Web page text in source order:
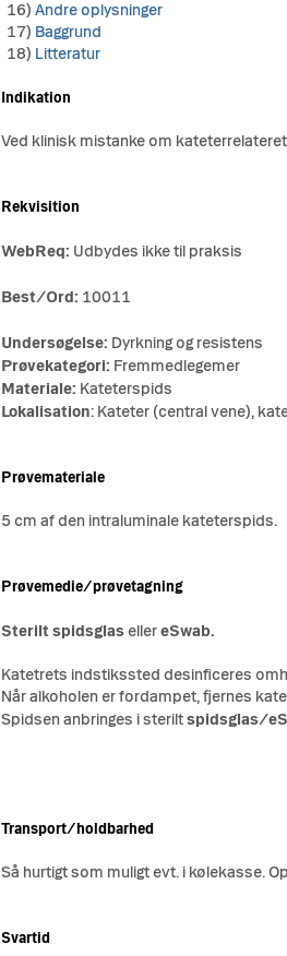
16) Andre oplysninger
17) Baggrund
18) Litteratur
Indikation
Ved klinisk mistanke om
Rekvisition
WebReq: Udbydes ikke til praksis
Best/Ord: 10011
Undersøgelse: Dyrkning og resistens
Prøvekategori: Fremmedlegemer
Materiale: Kateterspids
Lokalisation: Kateter (central vene),
Prøvemateriale
5 cm af den intraluminale kateterspids.
Prøvemedie/prøvetagning
Sterilt spidsglasellereSwab.
Katetrets indstikssted desinficeres
Når alkoholen er fordampet, fjernes
Spidsen anbringes i steriltspidsglas/
Transport/holdbarhed
Så hurtigt som muligt evt. i kølekasse.
Svartid